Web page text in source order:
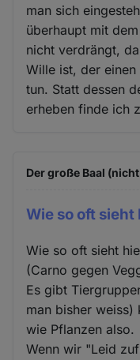
man sich
überhaupt mit
nicht verdrängt,
Wille ist, der
tun. Statt dessen
erheben finde ich
Der große Baal
Wie so oft sieht
Wie so oft sieht
(Carno gegen
Es gibt
man bisher weiss)
wie Pflanzen also.
Wenn wir "Leid